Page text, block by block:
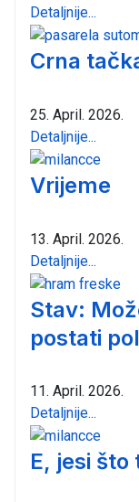
Detaljnije...
Crna
25. April. 2026.
Detaljnije...
Vrijeme
13. April. 2026.
Detaljnije...
Stav:
postati
11. April. 2026.
Detaljnije...
E, jesi što